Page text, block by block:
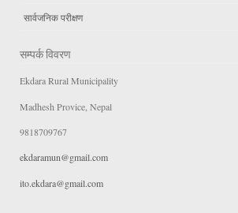
सार्वजनिक परीक्षण
सम्पर्क विवरण
Ekdara Rural Municipality
Madhesh Provice, Nepal
9818709767
ekdaramun@gmail.com
ito.ekdara@gmail.com